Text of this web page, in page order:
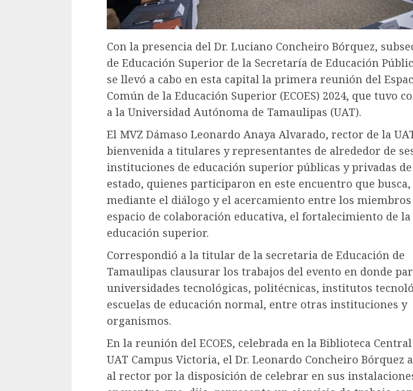
Con la presencia del Dr. Luciano Concheiro Bórquez,
de Educación Superior de la Secretaría de Educación
se llevó a cabo en esta capital la primera reunión del
Común de la Educación Superior (ECOES) 2024, que tuvo
a la Universidad Autónoma de Tamaulipas (UAT).
El MVZ Dámaso Leonardo Anaya Alvarado, rector de la
bienvenida a titulares y representantes de alrededor de
instituciones de educación superior públicas y privadas
estado, quienes participaron en este encuentro que busca,
mediante el diálogo y el acercamiento entre los miembros
espacio de colaboración educativa, el fortalecimiento de la
educación superior.
Correspondió a la titular de la secretaria de Educación de
Tamaulipas clausurar los trabajos del evento en donde
universidades tecnológicas, politécnicas, institutos
escuelas de educación normal, entre otras instituciones y
organismos.
En la reunión del ECOES, celebrada en la Biblioteca
UAT Campus Victoria, el Dr. Leonardo Concheiro Bórquez
al rector por la disposición de celebrar en sus